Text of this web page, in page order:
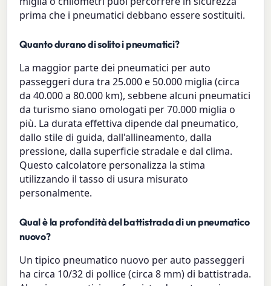
prima che i pneumatici debbano essere sostituiti.
Quanto durano di solito i pneumatici?
La maggior parte dei pneumatici per auto
passeggeri dura tra 25.000 e 50.000 miglia (circa
da 40.000 a 80.000 km), sebbene alcuni pneumatici
da turismo siano omologati per 70.000 miglia o
più. La durata effettiva dipende dal pneumatico,
dallo stile di guida, dall'allineamento, dalla
pressione, dalla superficie stradale e dal clima.
Questo calcolatore personalizza la stima
utilizzando il tasso di usura misurato
personalmente.
Qual è la profondità del battistrada di un pneumatico
nuovo?
Un tipico pneumatico nuovo per auto passeggeri
ha circa 10/32 di pollice (circa 8 mm) di battistrada.